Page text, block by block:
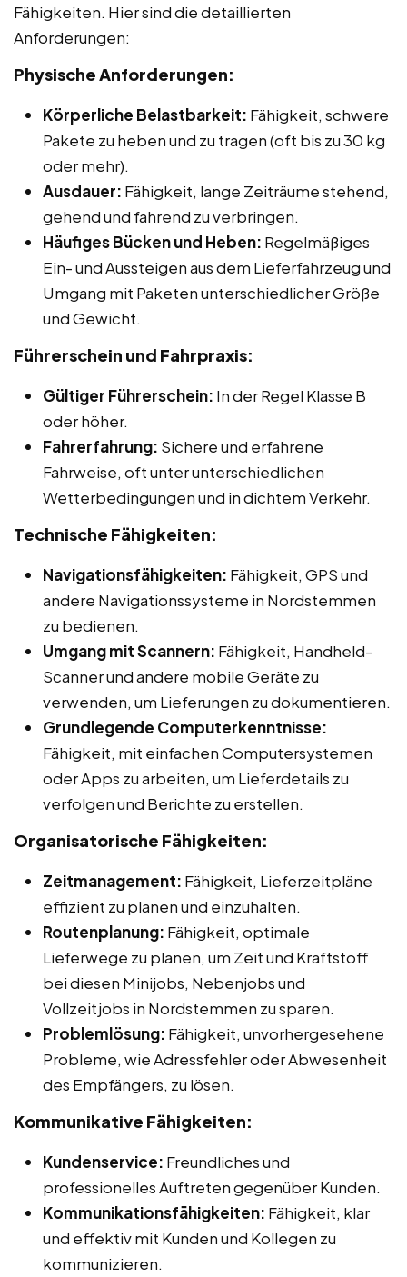
Fähigkeiten. Hier sind die detaillierten
Anforderungen:
Physische Anforderungen:
Körperliche Belastbarkeit: Fähigkeit, schwere
Pakete zu heben und zu tragen (oft bis zu 30 kg
oder mehr).
Ausdauer: Fähigkeit, lange Zeiträume stehend,
gehend und fahrend zu verbringen.
Häufiges Bücken und Heben: Regelmäßiges
Ein- und Aussteigen aus dem Lieferfahrzeug und
Umgang mit Paketen unterschiedlicher Größe
und Gewicht.
Führerschein und Fahrpraxis:
Gültiger Führerschein: In der Regel Klasse B
oder höher.
Fahrerfahrung: Sichere und erfahrene
Fahrweise, oft unter unterschiedlichen
Wetterbedingungen und in dichtem Verkehr.
Technische Fähigkeiten:
Navigationsfähigkeiten: Fähigkeit, GPS und
andere Navigationssysteme in Nordstemmen
zu bedienen.
Umgang mit Scannern: Fähigkeit, Handheld-
Scanner und andere mobile Geräte zu
verwenden, um Lieferungen zu dokumentieren.
Grundlegende Computerkenntnisse:
Fähigkeit, mit einfachen Computersystemen
oder Apps zu arbeiten, um Lieferdetails zu
verfolgen und Berichte zu erstellen.
Organisatorische Fähigkeiten:
Zeitmanagement: Fähigkeit, Lieferzeitpläne
effizient zu planen und einzuhalten.
Routenplanung: Fähigkeit, optimale
Lieferwege zu planen, um Zeit und Kraftstoff
bei diesen Minijobs, Nebenjobs und
Vollzeitjobs in Nordstemmen zu sparen.
Problemlösung: Fähigkeit, unvorhergesehene
Probleme, wie Adressfehler oder Abwesenheit
des Empfängers, zu lösen.
Kommunikative Fähigkeiten:
Kundenservice: Freundliches und
professionelles Auftreten gegenüber Kunden.
Kommunikationsfähigkeiten: Fähigkeit, klar
und effektiv mit Kunden und Kollegen zu
kommunizieren.